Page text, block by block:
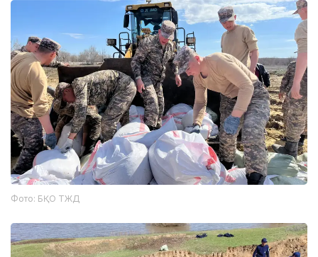
Фото: БҚО ТЖД